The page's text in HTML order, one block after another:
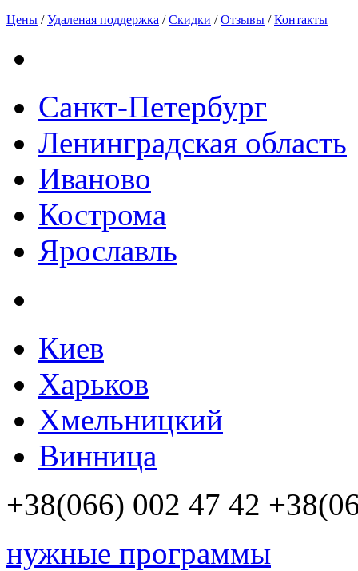
Цены /Удаленая поддержка /Скидки /Отзывы /Контакты
Санкт-Петербург
Ленинградская область
Иваново
Кострома
Ярославль
Киев
Харьков
Хмельницкий
Винница
+38(066) 002 47 42
нужные программы